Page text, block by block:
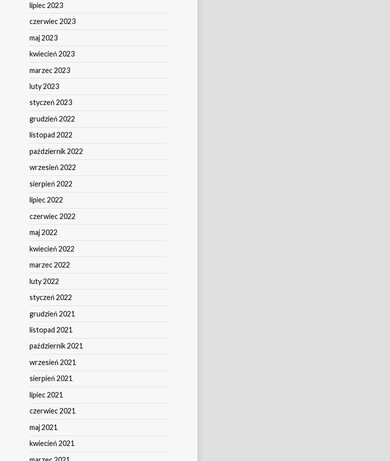
lipiec 2023
czerwiec 2023
maj 2023
kwiecień 2023
marzec 2023
luty 2023
styczeń 2023
grudzień 2022
listopad 2022
październik 2022
wrzesień 2022
sierpień 2022
lipiec 2022
czerwiec 2022
maj 2022
kwiecień 2022
marzec 2022
luty 2022
styczeń 2022
grudzień 2021
listopad 2021
październik 2021
wrzesień 2021
sierpień 2021
lipiec 2021
czerwiec 2021
maj 2021
kwiecień 2021